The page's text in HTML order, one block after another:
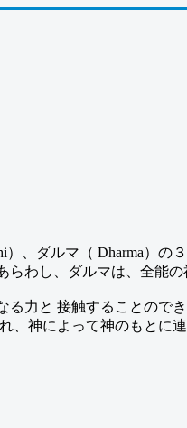
、ダルマ（ Dharma）
わし、ダルマは、全能
力と 接触することの
神によって神のもとに